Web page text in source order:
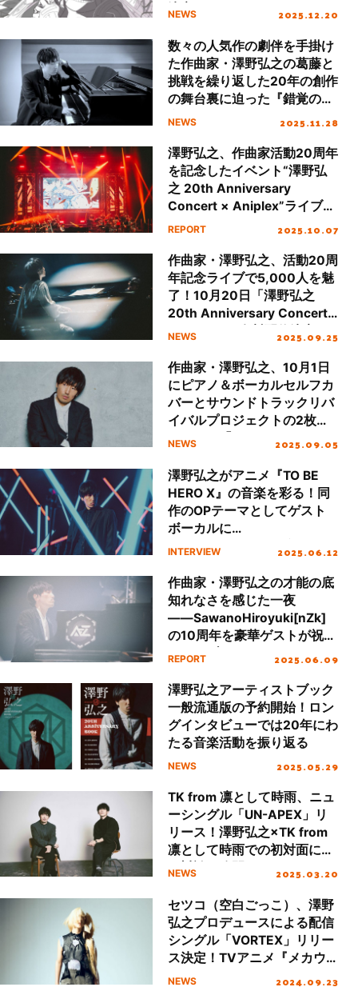
決定！
NEWS 2025.12.20
数々の人気作の劇伴を手掛け
た作曲家・澤野弘之の葛藤と
挑戦を繰り返した20年の創作
の舞台裏に迫った『錯覚の
音』、2026年2月3日発売決
NEWS 2025.11.28
澤野弘之、作曲家活動20周年
を記念したイベント“澤野弘
之 20th Anniversary
Concert × Aniplex”ライブレ
ポート
REPORT 2025.10.07
作曲家・澤野弘之、活動20周
年記念ライブで5,000人を魅
了！10月20日「澤野弘之
20th Anniversary Concert
× Aniplex」有料配信決定！
NEWS 2025.09.25
作曲家・澤野弘之、10月1日
にピアノ＆ボーカルセルフカ
バーとサウンドトラックリバ
イバルプロジェクトの2枚組
アルバム「PIANOUTA /
定！
NEWS 2025.09.05
澤野弘之がアニメ『TO BE
HERO X』の音楽を彩る！同
作のOPテーマとしてゲスト
ボーカルに
Rei（Newspeak）を迎えた
ューシングル「INERTIA」の
魅力を紐解く
INTERVIEW 2025.06.12
作曲家・澤野弘之の才能の底
知れなさを感じた一夜
――SawanoHiroyuki[nZk]
の10周年を豪華ゲストが祝っ
たライブイベント
10th Anniversary LIVE
“A=Z”」レポート
REPORT 2025.06.09
澤野弘之アーティストブック
一般流通版の予約開始！ロン
グインタビューでは20年にわ
たる音楽活動を振り返る
NEWS 2025.05.29
TK from 凛として時雨、ニュ
ーシングル「UN-APEX」リ
リース！澤野弘之×TK from
凛として時雨での初対面によ
る対談も公開！
NEWS 2025.03.20
セツコ（空白ごっこ）、澤野
弘之プロデュースによる配信
シングル「VORTEX」リリー
ス決定！TVアニメ『メカウ
デ』OP・EDテーマを収録！
NEWS 2024.09.23